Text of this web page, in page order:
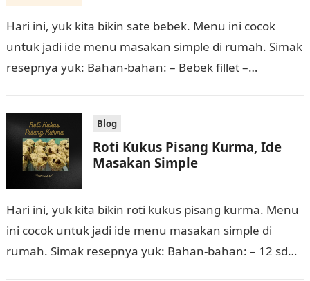
Hari ini, yuk kita bikin sate bebek. Menu ini cocok
untuk jadi ide menu masakan simple di rumah. Simak
resepnya yuk: Bahan-bahan: – Bebek fillet –
Blog
Roti Kukus Pisang Kurma, Ide
Masakan Simple
Hari ini, yuk kita bikin roti kukus pisang kurma. Menu
ini cocok untuk jadi ide menu masakan simple di
rumah. Simak resepnya yuk: Bahan-bahan: – 12 sdm